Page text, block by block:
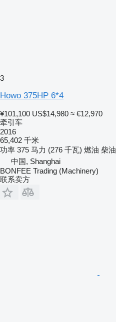
3
Howo 375HP 6*4
¥101,100 US$14,980 ≈ €12,970
牵引车
2016
65,402 千米
功率 375 马力 (276 千瓦) 燃油 柴油
中国, Shanghai
BONFEE Trading (Machinery)
联系卖方